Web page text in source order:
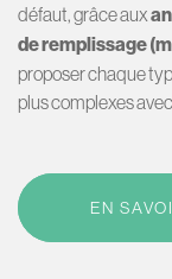
défaut, grâce aux
de remplissage
proposer chaque
plus complexes
EN